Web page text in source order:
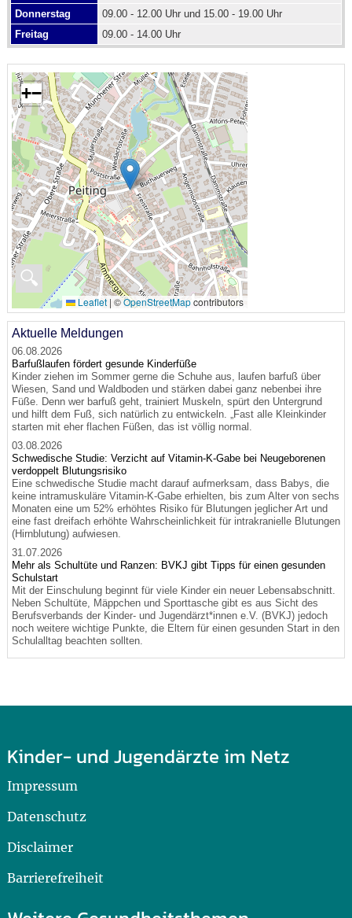
Donnerstag
09.00 - 12.00 Uhr und 15.00 - 19.00 Uhr
Freitag
09.00 - 14.00 Uhr
🔍
+−
Leaflet | ©OpenStreetMapcontributors
Aktuelle Meldungen
06.08.2026
Barfußlaufen fördert gesunde Kinderfüße
Kinder ziehen im Sommer gerne die Schuhe aus, laufen barfuß über
Wiesen, Sand und Waldboden und stärken dabei ganz nebenbei ihre
Füße. Denn wer barfuß geht, trainiert Muskeln, spürt den Untergrund
und hilft dem Fuß, sich natürlich zu entwickeln. „Fast alle Kleinkinder
starten mit eher flachen Füßen, das ist völlig normal.
03.08.2026
Schwedische Studie: Verzicht auf Vitamin-K-Gabe bei Neugeborenen
verdoppelt Blutungsrisiko
Eine schwedische Studie macht darauf aufmerksam, dass Babys, die
keine intramuskuläre Vitamin-K-Gabe erhielten, bis zum Alter von sechs
Monaten eine um 52% erhöhtes Risiko für Blutungen jeglicher Art und
eine fast dreifach erhöhte Wahrscheinlichkeit für intrakranielle Blutungen
(Hirnblutung) aufwiesen.
31.07.2026
Mehr als Schultüte und Ranzen: BVKJ gibt Tipps für einen gesunden
Schulstart
Mit der Einschulung beginnt für viele Kinder ein neuer Lebensabschnitt.
Neben Schultüte, Mäppchen und Sporttasche gibt es aus Sicht des
Berufsverbands der Kinder- und Jugendärzt*innen e.V. (BVKJ) jedoch
noch weitere wichtige Punkte, die Eltern für einen gesunden Start in den
Schulalltag beachten sollten.
Kinder- und Jugendärzte im Netz
Impressum
Datenschutz
Disclaimer
Barrierefreiheit